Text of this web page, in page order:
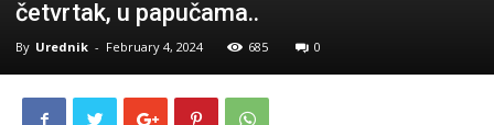
četvrtak, u papučama..
By Urednik - February 4, 2024 685 0